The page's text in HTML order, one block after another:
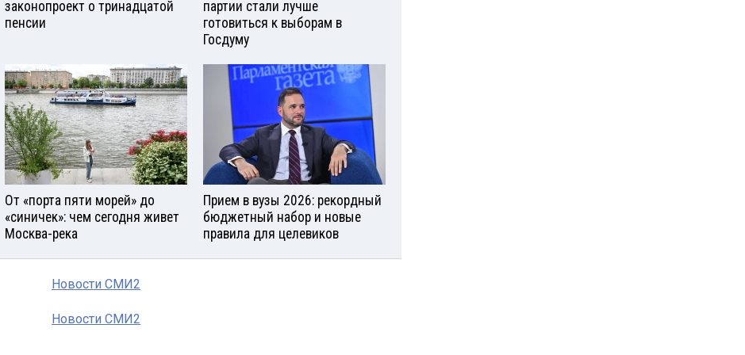
законопроект о тринадцатой
пенсии
партии стали лучше
готовиться к выборам в
Госдуму
От «порта пяти морей» до
«синичек»: чем сегодня живет
Москва-река
Прием в вузы 2026: рекордный
бюджетный набор и новые
правила для целевиков
Новости СМИ2
Новости СМИ2